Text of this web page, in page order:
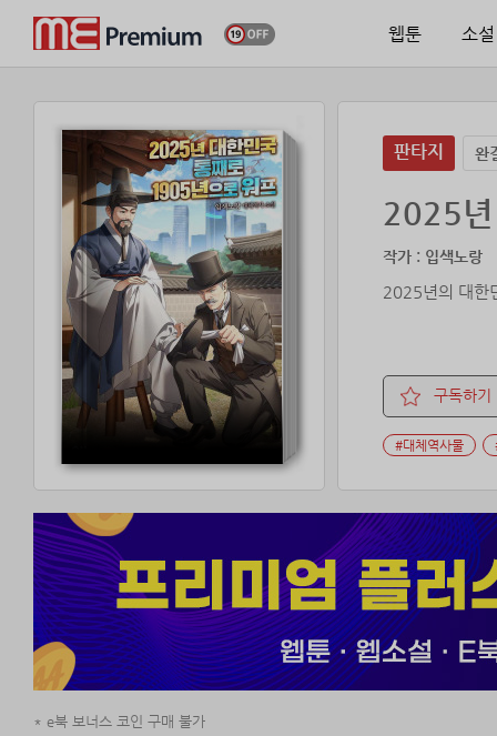
웹툰 소설
판타지 완
2025년
작가 : 입색노랑
2025년의 대한
구독하기
#대체역사물
e북 보너스 코인 구매 불가